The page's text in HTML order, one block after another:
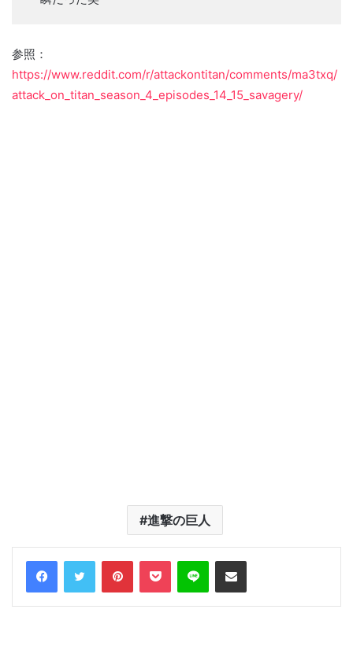
参照：
https://www.reddit.com/r/attackontitan/comments/ma3txq/
attack_on_titan_season_4_episodes_14_15_savagery/
進撃の巨人
FacebookTwitter PinterestPocket Line Share via Email